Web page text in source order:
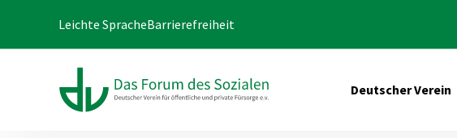
Leichte SpracheBarrierefreiheit
Deutscher Verein